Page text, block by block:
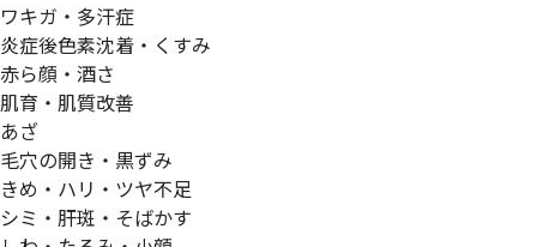
ワキガ・多汗症
炎症後色素沈着・くすみ
赤ら顔・酒さ
肌育・肌質改善
あざ
毛穴の開き・黒ずみ
きめ・ハリ・ツヤ不足
シミ・肝斑・そばかす